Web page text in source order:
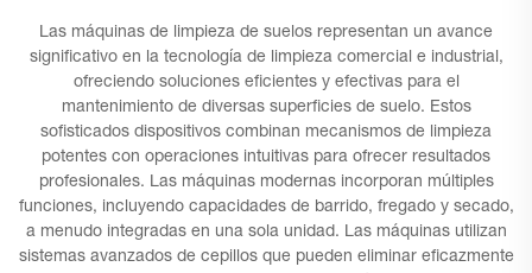
Las máquinas de limpieza de suelos representan un avance
significativo en la tecnología de limpieza comercial e industrial,
ofreciendo soluciones eficientes y efectivas para el
mantenimiento de diversas superficies de suelo. Estos
sofisticados dispositivos combinan mecanismos de limpieza
potentes con operaciones intuitivas para ofrecer resultados
profesionales. Las máquinas modernas incorporan múltiples
funciones, incluyendo capacidades de barrido, fregado y secado,
a menudo integradas en una sola unidad. Las máquinas utilizan
sistemas avanzados de cepillos que pueden eliminar eficazmente